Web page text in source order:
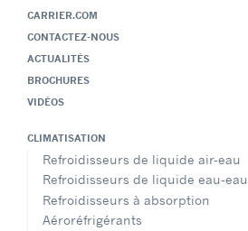
CARRIER.COM
CONTACTEZ-NOUS
ACTUALITÉS
BROCHURES
VIDÉOS
CLIMATISATION
Refroidisseurs de liquide air-eau
Refroidisseurs de liquide eau-eau
Refroidisseurs à absorption
Aéroréfrigérants